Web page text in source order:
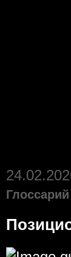
Глоссарий